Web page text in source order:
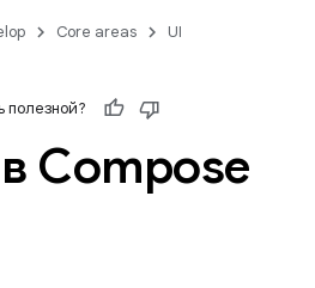
Core areas
UI
полезной?
Compose